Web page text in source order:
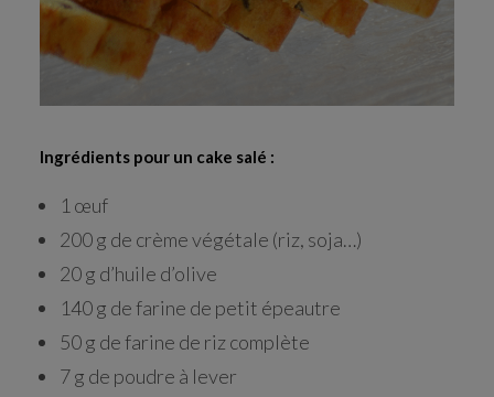
Ingrédients pour un cake salé :
1 œuf
200 g de crème végétale (riz, soja…)
20 g d’huile d’olive
140 g de farine de petit épeautre
50 g de farine de riz complète
7 g de poudre à lever